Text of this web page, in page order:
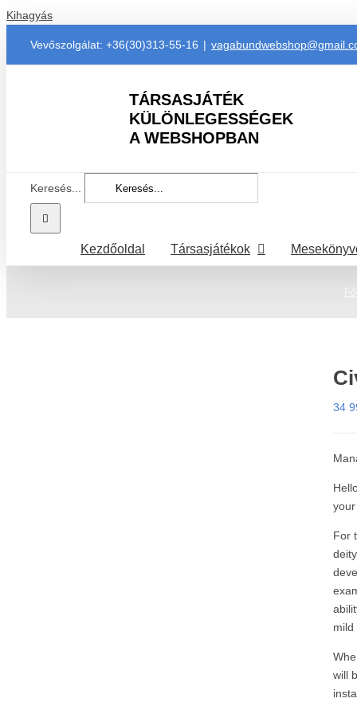
Kihagyás
Vevőszolgálat: +36(30)313-55-16 |
TÁRSASJÁTÉK
KÜLÖNLEGESSÉGEK
A WEBSHOPBAN
Keresés...
Kezdőoldal Társasjátékok
34
your
For
mild
will